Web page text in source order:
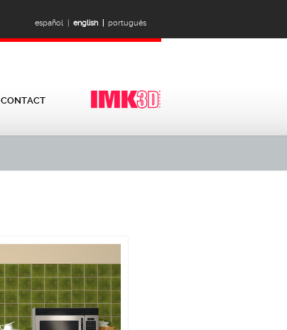
português
english |
español |
CONTACT